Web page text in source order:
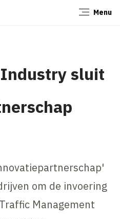
Menu
sluit
om de invoering
Management
Sluiten